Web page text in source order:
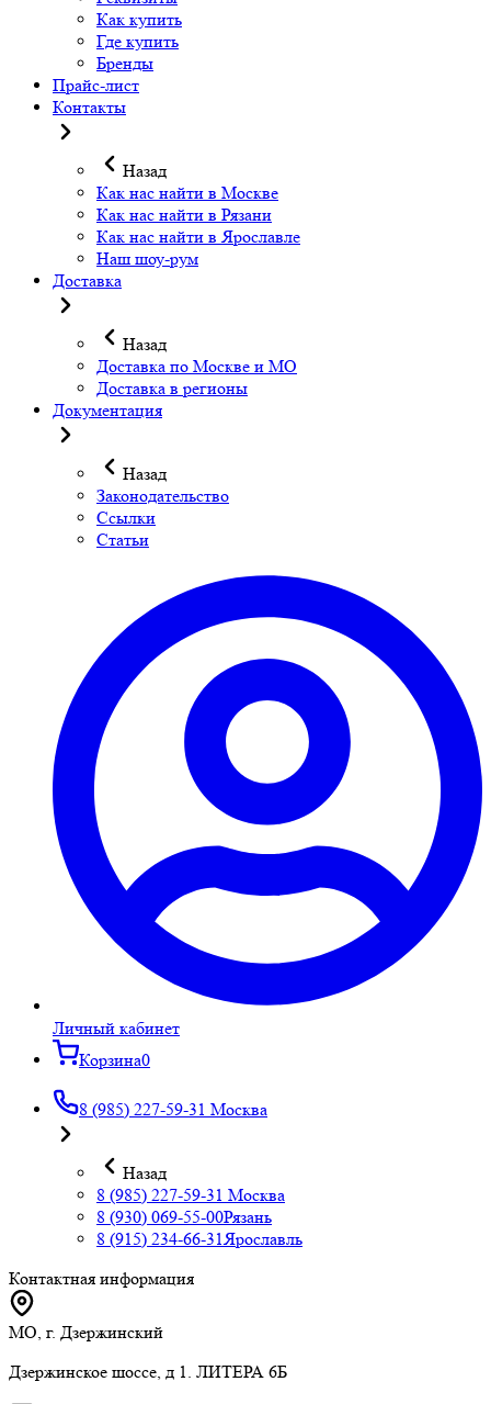
Как купить
Где купить
Бренды
Прайс-лист
Контакты
Назад
Как нас найти в Москве
Как нас найти в Рязани
Как нас найти в Ярославле
Наш шоу-рум
Доставка
Назад
Доставка по Москве и МО
Доставка в регионы
Документация
Назад
Законодательство
Ссылки
Статьи
Личный кабинет
Корзина0
8 (985) 227-59-31 Москва
Назад
8 (985) 227-59-31 Москва
8 (930) 069-55-00Рязань
8 (915) 234-66-31Ярославль
Контактная информация
МО, г. Дзержинский
Дзержинское шоссе, д 1. ЛИТЕРА 6Б